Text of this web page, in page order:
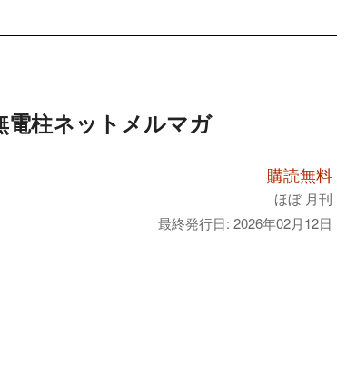
電柱ネットメルマガ
購読無料
ほぼ 月刊
最終発行日: 2026年02月12日